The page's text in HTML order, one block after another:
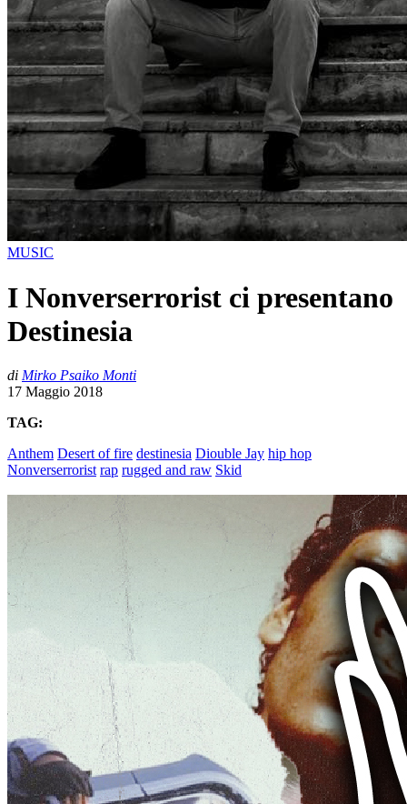
MUSIC
I Nonverserrorist ci presentano
Destinesia
di Mirko Psaiko Monti
17 Maggio 2018
TAG:
Anthem Desert of fire destinesia Diouble Jay hip hop
Nonverserrorist rap rugged and raw Skid